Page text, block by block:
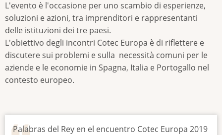
L'evento è l'occasione per uno scambio di esperienze,
soluzioni e azioni, tra imprenditori e rappresentanti
delle istituzioni dei tre paesi.
L'obiettivo degli incontri Cotec Europa è di riflettere e
discutere sui problemi e sulla necessità comuni per le
aziende e le economie in Spagna, Italia e Portogallo nel
contesto europeo.
Palabras del Rey en el encuentro Cotec Europa 2019